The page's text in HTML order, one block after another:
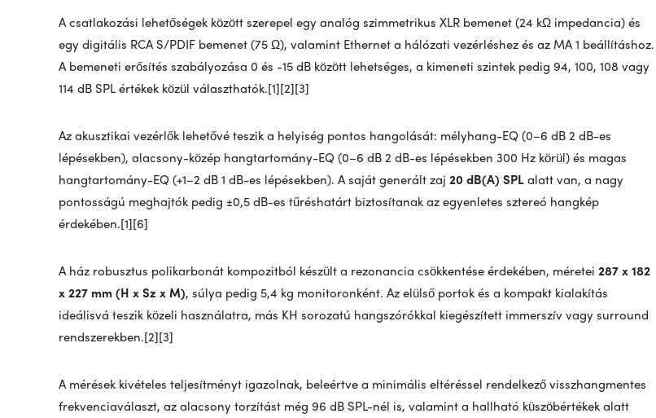
A csatlakozási lehetőségek között szerepel egy analóg szimmetrikus XLR bemenet (24 kΩ impedancia) és
egy digitális RCA S/PDIF bemenet (75 Ω), valamint Ethernet a hálózati vezérléshez és az MA 1 beállításhoz.
A bemeneti erősítés szabályozása 0 és -15 dB között lehetséges, a kimeneti szintek pedig 94, 100, 108 vagy
114 dB SPL értékek közül választhatók.[1][2][3]
Az akusztikai vezérlők lehetővé teszik a helyiség pontos hangolását: mélyhang-EQ (0–6 dB 2 dB-es
lépésekben), alacsony-közép hangtartomány-EQ (0–6 dB 2 dB-es lépésekben 300 Hz körül) és magas
hangtartomány-EQ (+1–2 dB 1 dB-es lépésekben). A saját generált zaj 20 dB(A) SPLalatt van, a nagy
pontosságú meghajtók pedig ±0,5 dB-es tűréshatárt biztosítanak az egyenletes sztereó hangkép
érdekében.[1][6]
A ház robusztus polikarbonát kompozitból készült a rezonancia csökkentése érdekében, méretei 287 x 182
x 227 mm (H x Sz x M), súlya pedig 5,4 kg monitoronként. Az elülső portok és a kompakt kialakítás
ideálisvá teszik közeli használatra, más KH sorozatú hangszórókkal kiegészített immerszív vagy surround
rendszerekben.[2][3]
A mérések kivételes teljesítményt igazolnak, beleértve a minimális eltéréssel rendelkező visszhangmentes
frekvenciaválaszt, az alacsony torzítást még 96 dB SPL-nél is, valamint a hallható küszöbértékek alatt